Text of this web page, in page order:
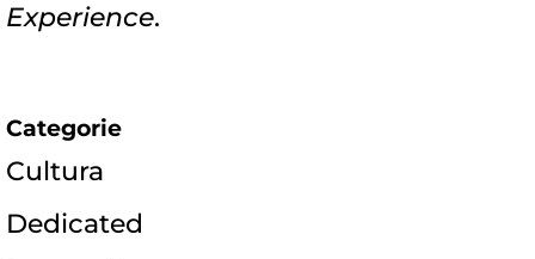
Experience.
Categorie
Cultura
Dedicated